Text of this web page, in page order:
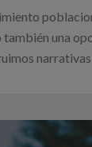
también una
narrativas